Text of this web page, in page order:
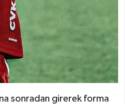
sonradan girerek forma